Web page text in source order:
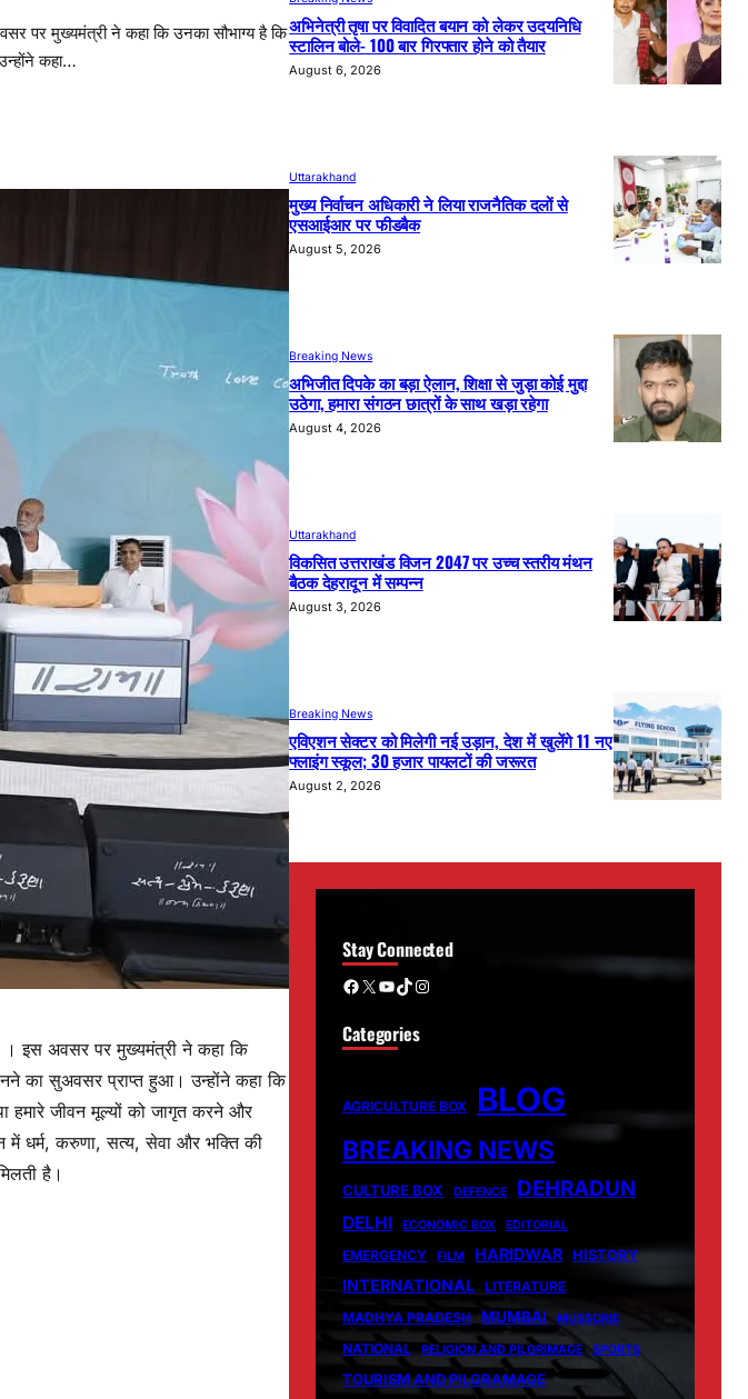
पर मुख्यमंत्री ने कहा कि उनका सौभाग्य है कि
कहा…
। इस अवसर पर मुख्यमंत्री ने कहा कि
का सुअवसर प्राप्त हुआ। उन्होंने कहा कि
हमारे जीवन मूल्यों को जागृत करने और
में धर्म, करुणा, सत्य, सेवा और भक्ति की
है।
अभिनेत्री तृषा पर विवादित बयान को लेकर उदयनिधि
स्टालिन बोले- 100 बार गिरफ्तार होने को तैयार
August 6, 2026
Uttarakhand
मुख्य निर्वाचन अधिकारी ने लिया राजनैतिक दलों से
एसआईआर पर फीडबैक
August 5, 2026
Breaking News
अभिजीत दिपके का बड़ा ऐलान, शिक्षा से जुड़ा कोई मुद्दा
उठेगा, हमारा संगठन छात्रों के साथ खड़ा रहेगा
August 4, 2026
Uttarakhand
विकसित उत्तराखंड विजन 2047 पर उच्च स्तरीय मंथन
बैठक देहरादून में सम्पन्न
August 3, 2026
Breaking News
एविएशन सेक्टर को मिलेगी नई उड़ान, देश में खुलेंगे 11 नए
फ्लाइंग स्कूल; 30 हजार पायलटों की जरूरत
August 2, 2026
Stay Connected
Facebook X YouTube TikTok Instagram
Categories
AGRICULTURE BOX BLOG
BREAKING NEWS
CULTURE BOX DEFENCE DEHRADUN
DELHI ECONOMIC BOX EDITORIAL
EMERGENCY FILM HARIDWAR HISTORY
INTERNATIONAL
LITERATURE
MADHYA PRADESH MUMBAI MUSSORIE
NATIONAL RELIGION AND PILGRIMAGE SPORTS
TOURISM AND PILGRAMAGE